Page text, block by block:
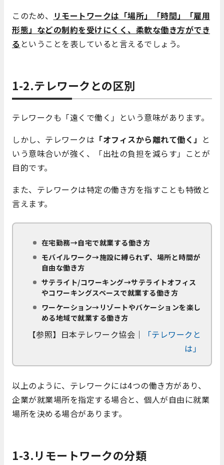
このため、 リモートワークは「場所」「時間」「雇用
形態」などの制約を受けにくく、柔軟な働き方ができ
る ということを表していると言えるでしょう。
1-2.テレワークとの区別
テレワークも「遠くで働く」という意味があります。
しかし、テレワークは 「オフィスから離れて働く」 と
いう意味合いが強く、「出社の負担を減らす」ことが
目的です。
また、テレワークは特定の働き方を指すことも特徴と
言えます。
在宅勤務→自宅で就業する働き方
モバイルワーク→施設に縛られず、場所と時間が
自由な働き方
サテライト/コワーキング→サテライトオフィス
やコワーキングスペースで就業する働き方
ワーケーション→リゾートやバケーションを楽し
める地域で就業する働き方
【参照】日本テレワーク協会｜
「テレワークと
は」
以上のように、テレワークには4つの働き方があり、
企業が就業場所を指定する場合と、個人が自由に就業
場所を決める場合があります。
1-3.リモートワークの分類